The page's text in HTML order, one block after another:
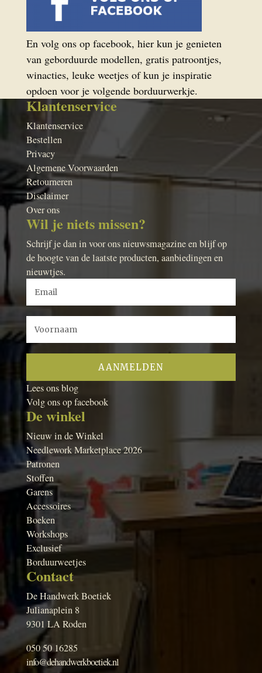
En volg ons op facebook, hier kun je genieten
van geborduurde modellen, gratis patroontjes,
winacties, leuke weetjes of kun je inspiratie
opdoen voor je volgende borduurwerkje.
Klantenservice
Klantenservice
Bestellen
Privacy
Algemene Voorwaarden
Retourneren
Disclaimer
Over ons
Wil je niets missen?
Schrijf je dan in voor ons nieuwsmagazine en blijf op
de hoogte van de laatste producten, aanbiedingen en
nieuwtjes.
Lees ons blog
Volg ons op facebook
De winkel
Nieuw in de Winkel
Needlework Marketplace 2026
Patronen
Stoffen
Garens
Accessoires
Boeken
Workshops
Exclusief
Borduurweetjes
Contact
De Handwerk Boetiek
Julianaplein 8
9301 LA Roden
050 50 16285
info@dehandwerkboetiek.nl